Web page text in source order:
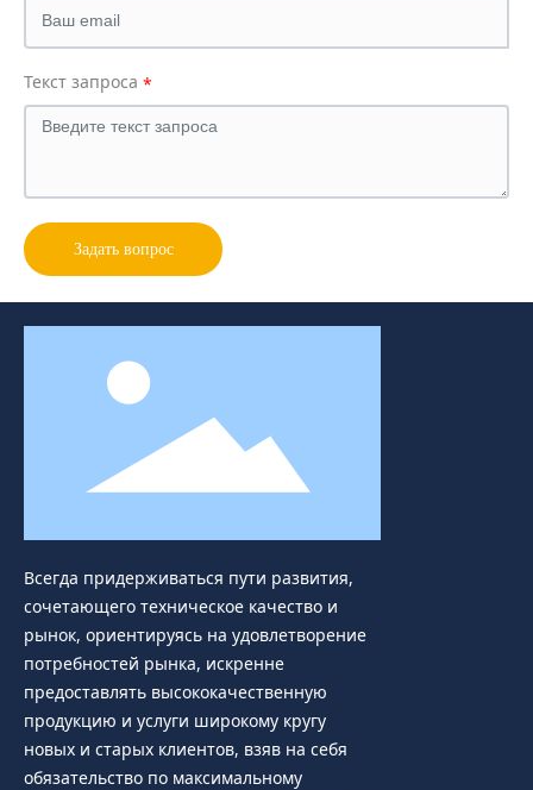
Текст запроса
Задать вопрос
Всегда придерживаться пути развития,
сочетающего техническое качество и
рынок, ориентируясь на удовлетворение
потребностей рынка, искренне
предоставлять высококачественную
продукцию и услуги широкому кругу
новых и старых клиентов, взяв на себя
обязательство по максимальному